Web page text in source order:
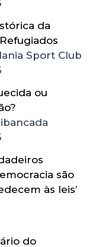
da
Sport Club
ou
são
às leis’
do